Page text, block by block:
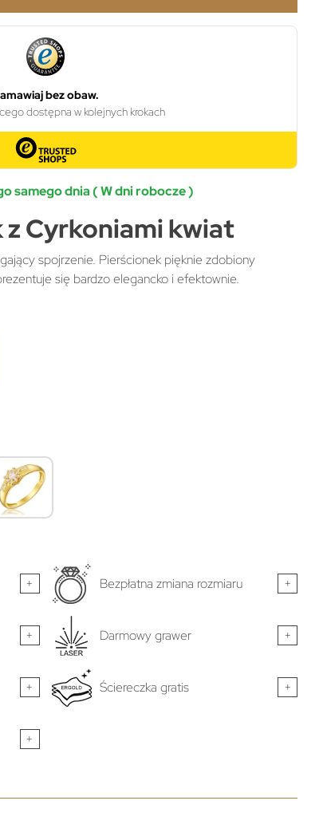
samego dnia ( W dni robocze )
Cyrkoniami kwiat
spojrzenie. Pierścionek pięknie zdobiony
się bardzo elegancko i efektownie.
+ Bezpłatna zmiana rozmiaru +
+ Darmowy grawer +
+ Ściereczka gratis +
+